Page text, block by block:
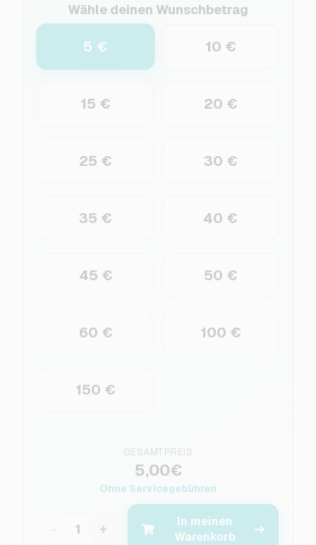
Wähle deinen Wunschbetrag
5 € 10 €
15 € 20 €
25 € 30 €
35 € 40 €
45 € 50 €
60 € 100 €
150 €
GESAMTPREIS
5,00€
Ohne Servicegebühren
+
In meinen
Warenkorb